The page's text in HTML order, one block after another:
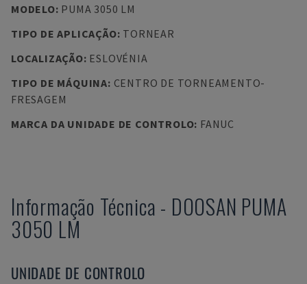
MODELO: PUMA 3050 LM
TIPO DE APLICAÇÃO: TORNEAR
LOCALIZAÇÃO: ESLOVÉNIA
TIPO DE MÁQUINA: CENTRO DE TORNEAMENTO-
FRESAGEM
MARCA DA UNIDADE DE CONTROLO: FANUC
Informação Técnica - DOOSAN PUMA
3050 LM
UNIDADE DE CONTROLO